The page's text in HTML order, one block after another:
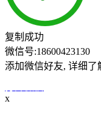
复制成功
微信号:18600423130
添加微信好友, 详细了
x